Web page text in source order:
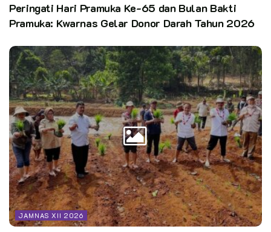
Peringati Hari Pramuka Ke-65 dan Bulan Bakti
Pramuka: Kwarnas Gelar Donor Darah Tahun 2026
JAMNAS XII 2026